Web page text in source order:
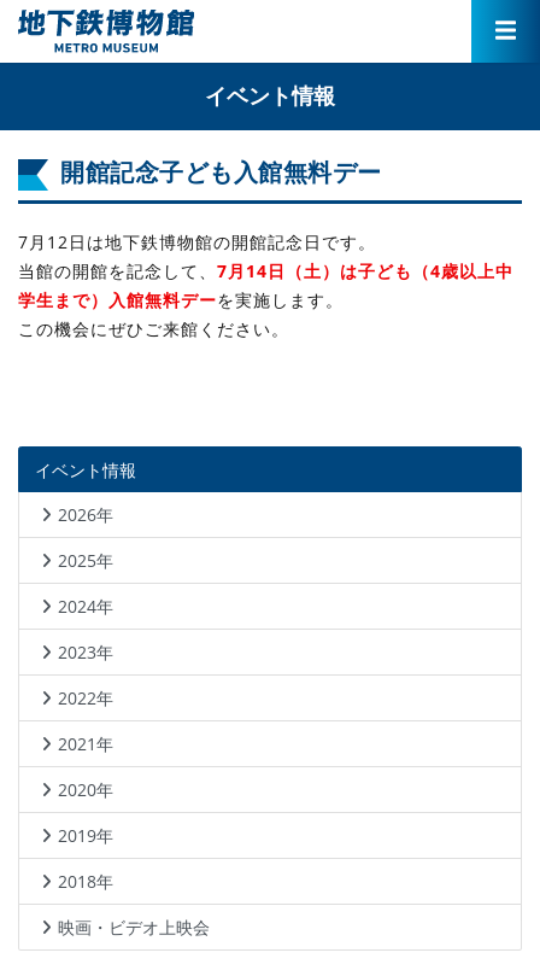
イベント情報
開館記念子ども入館無料デー
7月12日は地下鉄博物館の開館記念日です。
当館の開館を記念して、 7月14日（土）は子ども（4歳以上中
学生まで）入館無料デーを実施します。
この機会にぜひご来館ください。
イベント情報
2026年
2025年
2024年
2023年
2022年
2021年
2020年
2019年
2018年
映画・ビデオ上映会